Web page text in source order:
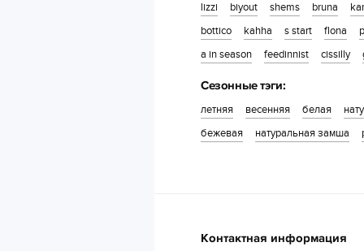
lizzi
biyout shems bruna
bottico
kahha s start flona
a in season
feedinnist cissilly
Сезонные тэги:
летняя весенняя белая
бежевая
натуральная замша
Контактная информация